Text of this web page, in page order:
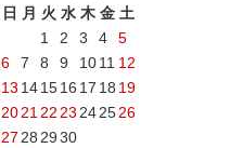
日
月 火 水 木 金 土
1
2 3 4
5
6
7 8 9 1011 12
13 141516 17 18 19
2021 22 23 242526
27 28 2930